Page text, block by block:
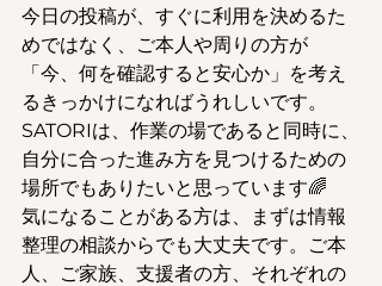
今日の投稿が、すぐに利用を決めるた
めではなく、ご本人や周りの方が
「今、何を確認すると安心か」を考え
るきっかけになればうれしいです。
SATORIは、作業の場であると同時に、
自分に合った進み方を見つけるための
場所でもありたいと思っています🌈
気になることがある方は、まずは情報
整理の相談からでも大丈夫です。ご本
人、ご家族、支援者の方、それぞれの